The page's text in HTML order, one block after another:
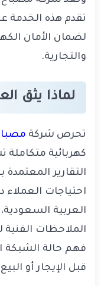
تقدم هذه الخدمة
لضمان الأمان
والتجارية.
لماذا يثق
تحرص شركة
كهربائية
التقارير
احتياجات
العربية
الملاحظات
فهم حالة الشبكة
قبل الإيجار أو